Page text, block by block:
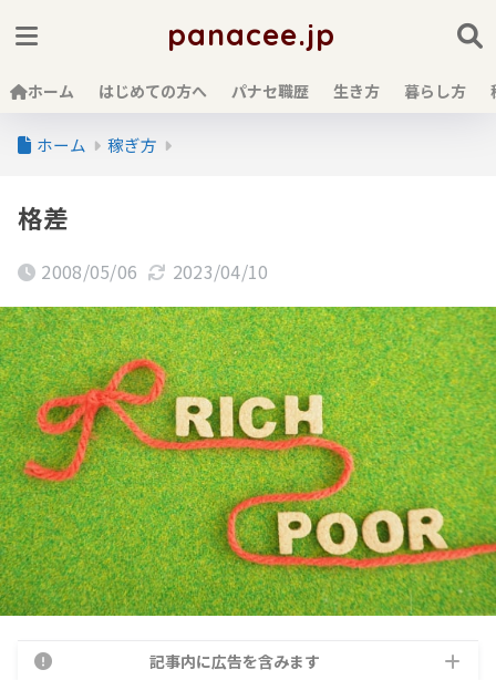
panacee.jp
ホーム はじめての方へ パナセ職歴 生き方 暮らし方
ホーム 稼ぎ方
格差
2008/05/06 2023/04/10
記事内に広告を含みます